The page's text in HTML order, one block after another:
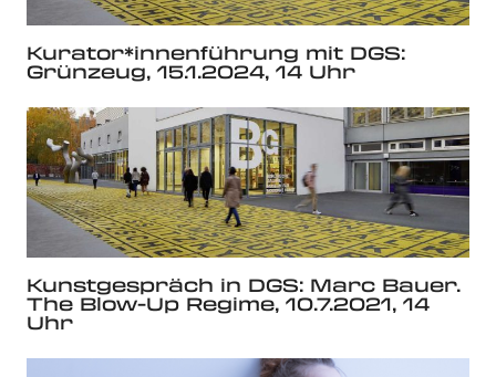
Kurator*innenführung mit DGS:
Grünzeug, 15.1.2024, 14 Uhr
Kunstgespräch in DGS: Marc Bauer.
The Blow-Up Regime, 10.7.2021, 14
Uhr